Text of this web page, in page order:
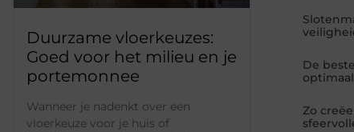
Duurzame vloerkeuzes:
Goed voor het milieu en je
portemonnee
Wanneer je nadenkt over een
vloerkeuze voor je huis of
De
Zo